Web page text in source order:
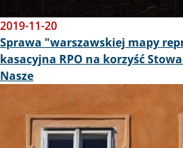
2019-11-20
Sprawa "warszawskiej mapy
kasacyjna RPO na korzyść
Nasze